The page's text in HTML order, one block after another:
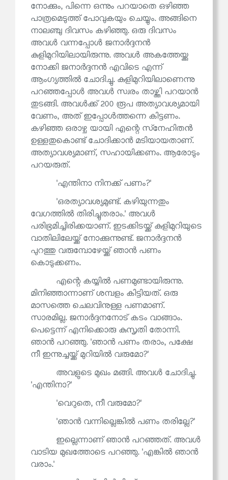
നോക്കും, പിന്നെ ഒന്നും പറയാതെ ഒഴിഞ്ഞ
പാത്രമെടുത്ത് പോവുകയും ചെയ്യും. അങ്ങിനെ
നാലഞ്ചു ദിവസം കഴിഞ്ഞു. ഒരു ദിവസം
അവൾ വന്നപ്പോൾ ജനാർദ്ദനൻ
കുളിമുറിയിലായിരുന്നു. അവൾ അകത്തേയ്ക്കു
നോക്കി ജനാർദ്ദനൻ എവിടെ എന്ന്
ആംഗ്യത്തിൽ ചോദിച്ചു. കുളിമുറിയിലാണെന്നു
പറഞ്ഞപ്പോൾ അവൾ സ്വരം താഴ്ത്തി പറയാൻ
തുടങ്ങി. അവൾക്ക് 200 രൂപ അത്യാവശ്യമായി
വേണം, അത് ഇപ്പോൾത്തന്നെ കിട്ടണം.
കഴിഞ്ഞ ഒരാഴ്ച യായി എന്റെ സ്‌നേഹിതൻ
ഉള്ളതുകൊണ്ട് ചോദിക്കാൻ മടിയായതാണ്.
അത്യാവശ്യമാണ്, സഹായിക്കണം. ആരോടും
പറയരുത്.
'എന്തിനാ നിനക്ക് പണം?'
'ഒരത്യാവശ്യമുണ്ട്. കഴിയുന്നതും
വേഗത്തിൽ തിരിച്ചുതരാം.' അവൾ
പരിഭ്രമിച്ചിരിക്കയാണ്. ഇടക്കിടയ്ക്ക് കുളിമുറിയുടെ
വാതിലിലേയ്ക്ക് നോക്കുന്നുണ്ട്. ജനാർദ്ദനൻ
പുറത്തു വരുമ്പോഴേയ്ക്ക് ഞാൻ പണം
കൊടുക്കണം.
എന്റെ കയ്യിൽ പണമുണ്ടായിരുന്നു.
മിനിഞ്ഞാന്നാണ് ശമ്പളം കിട്ടിയത്. ഒരു
മാസത്തെ ചെലവിനുള്ള പണമാണ്.
സാരമില്ല. ജനാർദ്ദനനോട് കടം വാങ്ങാം.
പെട്ടെന്ന് എനിക്കൊരു കുസൃതി തോന്നി.
ഞാൻ പറഞ്ഞു. 'ഞാൻ പണം തരാം, പക്ഷേ
നീ ഇന്നുച്ചയ്ക്ക് മുറിയിൽ വരുമോ?'
അവളുടെ മുഖം മങ്ങി. അവൾ ചോദിച്ചു.
'എന്തിനാ?'
'വെറുതെ, നീ വരുമോ?'
'ഞാൻ വന്നില്ലെങ്കിൽ പണം തരില്ലേ?'
ഇല്ലെന്നാണ് ഞാൻ പറഞ്ഞത്. അവൾ
വാടിയ മുഖത്തോടെ പറഞ്ഞു. 'എങ്കിൽ ഞാൻ
വരാം.'